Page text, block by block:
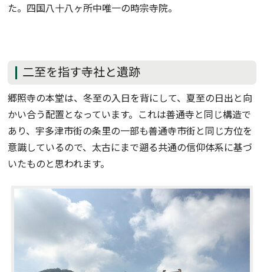
た。四国八十八ヶ所中唯一の時宗寺院。
二至を指す寺社と遺跡
郷照寺の本堂は、冬至の入日を背にして、夏至の日出と向
かい合う配置となっています。これは善通寺と同じ構造で
あり、宇多津市街の条里の一部も善通寺市街と同じ方位を
意識しているので、太古にまで遡る共通の信仰体系に基づ
いたものと思われます。